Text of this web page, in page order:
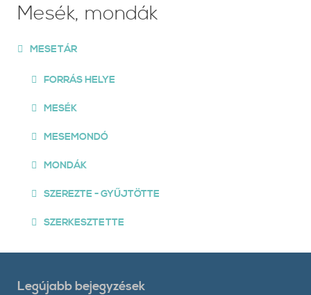
Mesék, mondák
MESETÁR
FORRÁS HELYE
MESÉK
MESEMONDÓ
MONDÁK
SZEREZTE - GYŰJTÖTTE
SZERKESZTETTE
Legújabb bejegyzések